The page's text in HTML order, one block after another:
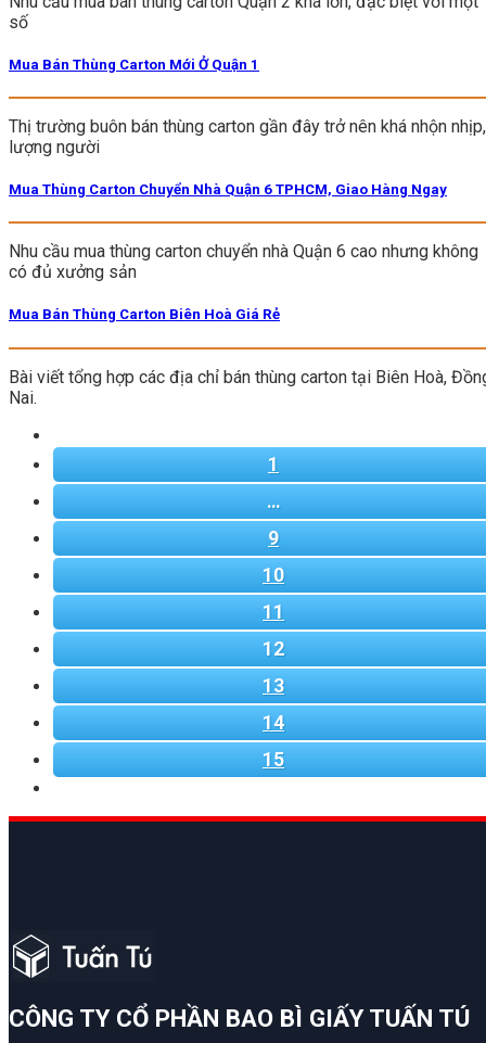
số
Mua Bán Thùng Carton Mới Ở Quận 1
Thị trường buôn bán thùng carton gần đây trở nên khá nhộn nhịp,
lượng người
Mua Thùng Carton Chuyển Nhà Quận 6 TPHCM, Giao Hàng Ngay
Nhu cầu mua thùng carton chuyển nhà Quận 6 cao nhưng không
có đủ xưởng sản
Mua Bán Thùng Carton Biên Hoà Giá Rẻ
Bài viết tổng hợp các địa chỉ bán thùng carton tại Biên Hoà,
Nai.
1
…
9
10
11
12
13
14
15
CÔNG TY CỔ PHẦN BAO BÌ GIẤY TUẤN TÚ